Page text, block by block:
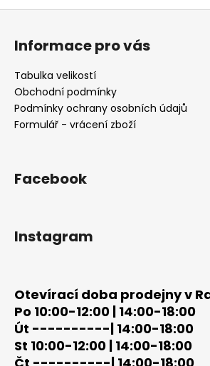
Z
Informace pro vás
Tabulka velikostí
Obchodní podmínky
Podmínky ochrany osobních údajů
Formulář - vrácení zboží
Facebook
Instagram
Otevírací doba prodejny v
Po 10:00-12:00 | 14:00-18:00
Út ----------| 14:00-18:00
St 10:00-12:00 | 14:00-18:00